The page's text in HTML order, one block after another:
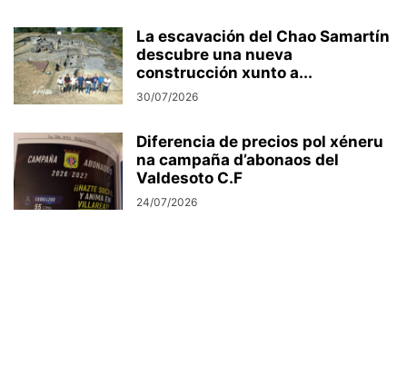
La escavación del Chao Samartín
descubre una nueva
construcción xunto a...
30/07/2026
Diferencia de precios pol xéneru
na campaña d’abonaos del
Valdesoto C.F
24/07/2026